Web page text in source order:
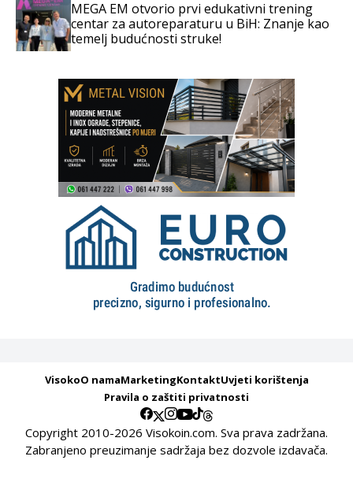
MEGA EM otvorio prvi edukativni trening
centar za autoreparaturu u BiH: Znanje kao
temelj budućnosti struke!
VisokoO namaMarketingKontaktUvjeti korištenja
Pravila o zaštiti privatnosti
Copyright 2010-2026 Visokoin.com. Sva prava zadržana.
Zabranjeno preuzimanje sadržaja bez dozvole izdavača.